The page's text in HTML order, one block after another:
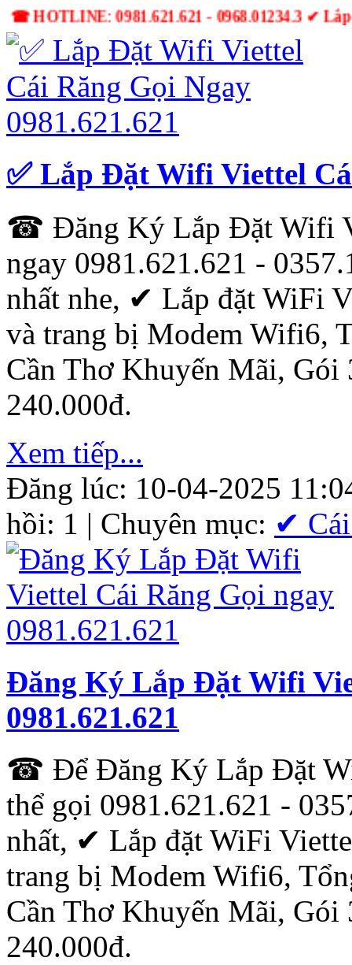
☎ HOTLINE: 0981.621.621 - 0968.01234.3
✅ Lắp Đặt Wifi Viettel
☎ Đăng Ký Lắp Đặt Wifi
ngay 0981.621.621 -
nhất nhe, ✔ ‎Lắp đặt WiFi
và trang bị Modem Wifi6,
Cần Thơ Khuyến Mãi,
240.000đ.
Xem tiếp...
Đăng lúc: 10-04-2025
hồi: 1 | Chuyên mục: ✔
Đăng Ký Lắp Đặt Wifi
0981.621.621
☎ Để Đăng Ký Lắp Đặt
thể gọi 0981.621.621 -
nhất, ✔ ‎Lắp đặt WiFi
trang bị Modem Wifi6,
Cần Thơ Khuyến Mãi,
240.000đ.